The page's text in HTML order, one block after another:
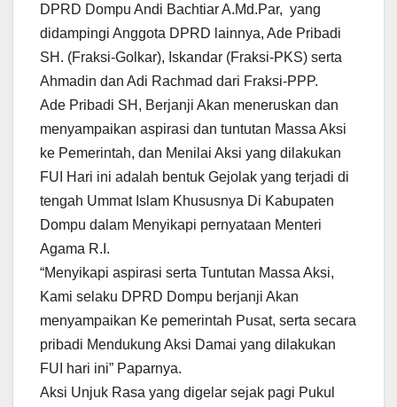
DPRD Dompu Andi Bachtiar A.Md.Par, yang
didampingi Anggota DPRD lainnya, Ade Pribadi
SH. (Fraksi-Golkar), Iskandar (Fraksi-PKS) serta
Ahmadin dan Adi Rachmad dari Fraksi-PPP.
Ade Pribadi SH, Berjanji Akan meneruskan dan
menyampaikan aspirasi dan tuntutan Massa Aksi
ke Pemerintah, dan Menilai Aksi yang dilakukan
FUI Hari ini adalah bentuk Gejolak yang terjadi di
tengah Ummat Islam Khususnya Di Kabupaten
Dompu dalam Menyikapi pernyataan Menteri
Agama R.I.
“Menyikapi aspirasi serta Tuntutan Massa Aksi,
Kami selaku DPRD Dompu berjanji Akan
menyampaikan Ke pemerintah Pusat, serta secara
pribadi Mendukung Aksi Damai yang dilakukan
FUI hari ini” Paparnya.
Aksi Unjuk Rasa yang digelar sejak pagi Pukul